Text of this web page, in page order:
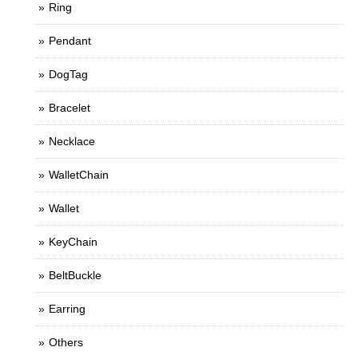
Ring
Pendant
DogTag
Bracelet
Necklace
WalletChain
Wallet
KeyChain
BeltBuckle
Earring
Others